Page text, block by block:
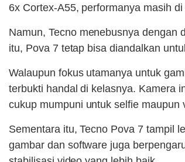
6x Cortex-A55, performanya masih
Namun, Tecno menebusnya dengan
itu, Pova 7 tetap bisa diandalkan
Walaupun fokus utamanya untuk
terbukti handal di kelasnya. Kamera
cukup mumpuni untuk selfie maupun
Sementara itu, Tecno Pova 7 tampil
gambar dan software juga